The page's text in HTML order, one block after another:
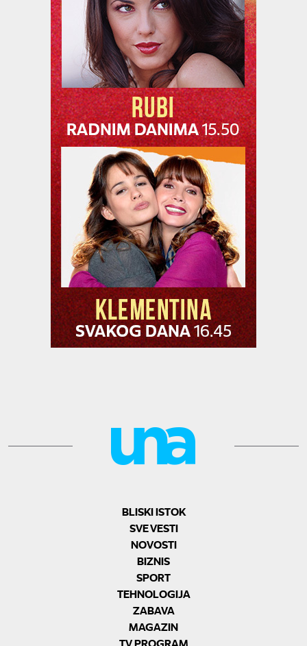
BLISKI ISTOK
SVE VESTI
NOVOSTI
BIZNIS
SPORT
TEHNOLOGIJA
ZABAVA
MAGAZIN
TV PROGRAM